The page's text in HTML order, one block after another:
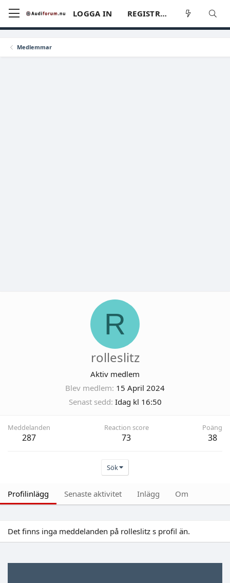
LOGGA IN REGISTRERA
Medlemmar
R
rolleslitz
Aktiv medlem
Blev medlem 15 April 2024
Senast sedd Idag kl 16:50
Meddelanden
287
Reaction score
73
Poäng
38
Sök
Profilinlägg Senaste aktivitet Inlägg Om
Det finns inga meddelanden på rolleslitz s profil än.